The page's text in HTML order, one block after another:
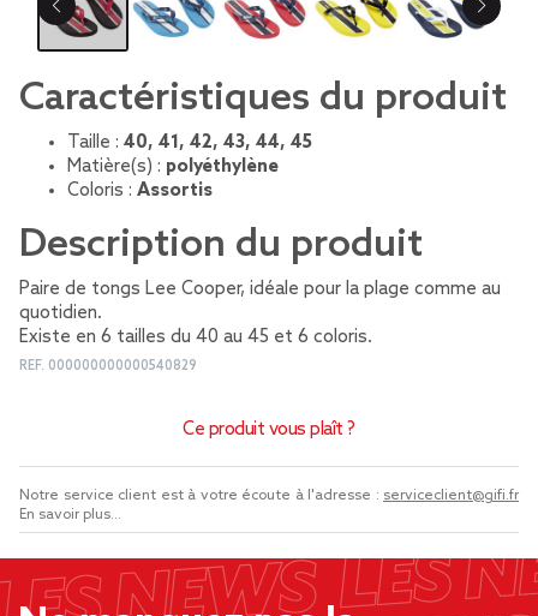
Caractéristiques du produit
Taille : 40, 41, 42, 43, 44, 45
Matière(s) : polyéthylène
Coloris : Assortis
Description du produit
Paire de tongs Lee Cooper, idéale pour la plage comme au
quotidien.
Existe en 6 tailles du 40 au 45 et 6 coloris.
REF. 000000000000540829
Ce produit vous plaît ?
Notre service client est à votre écoute à l'adresse : serviceclient@gifi.fr
En savoir plus...